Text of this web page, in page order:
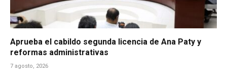
Aprueba el cabildo segunda licencia de Ana Paty y
reformas administrativas
7 agosto, 2026